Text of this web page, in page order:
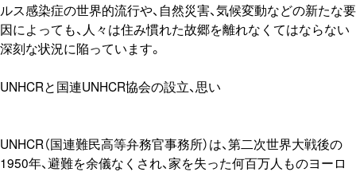
ルス感染症の世界的流行や、自然災害、気候変動などの新たな要
因によっても、人々は住み慣れた故郷を離れなくてはならない
深刻な状況に陥っています。
UNHCRと国連UNHCR協会の設立、思い
UNHCR（国連難民高等弁務官事務所）は、第二次世界大戦後の
1950年、避難を余儀なくされ、家を失った何百万人ものヨーロ